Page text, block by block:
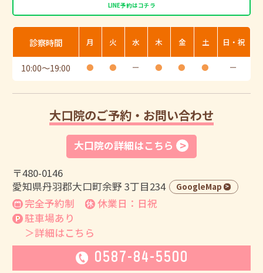
LINE予約はコチラ
診察時間 月 火 水 木 金 土 日・祝
10:00〜19:00 ● ● ー ● ● ● ー
大口院のご予約・お問い合わせ
大口院の詳細はこちら
〒480-0146
愛知県丹羽郡大口町余野 3丁目234
GoogleMap
完全予約制
休業日：日祝
駐車場あり
＞詳細はこちら
0587-84-5500